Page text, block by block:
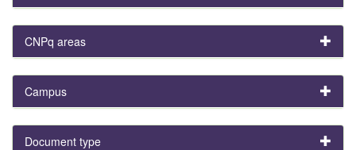
CNPq areas
Campus
Document type